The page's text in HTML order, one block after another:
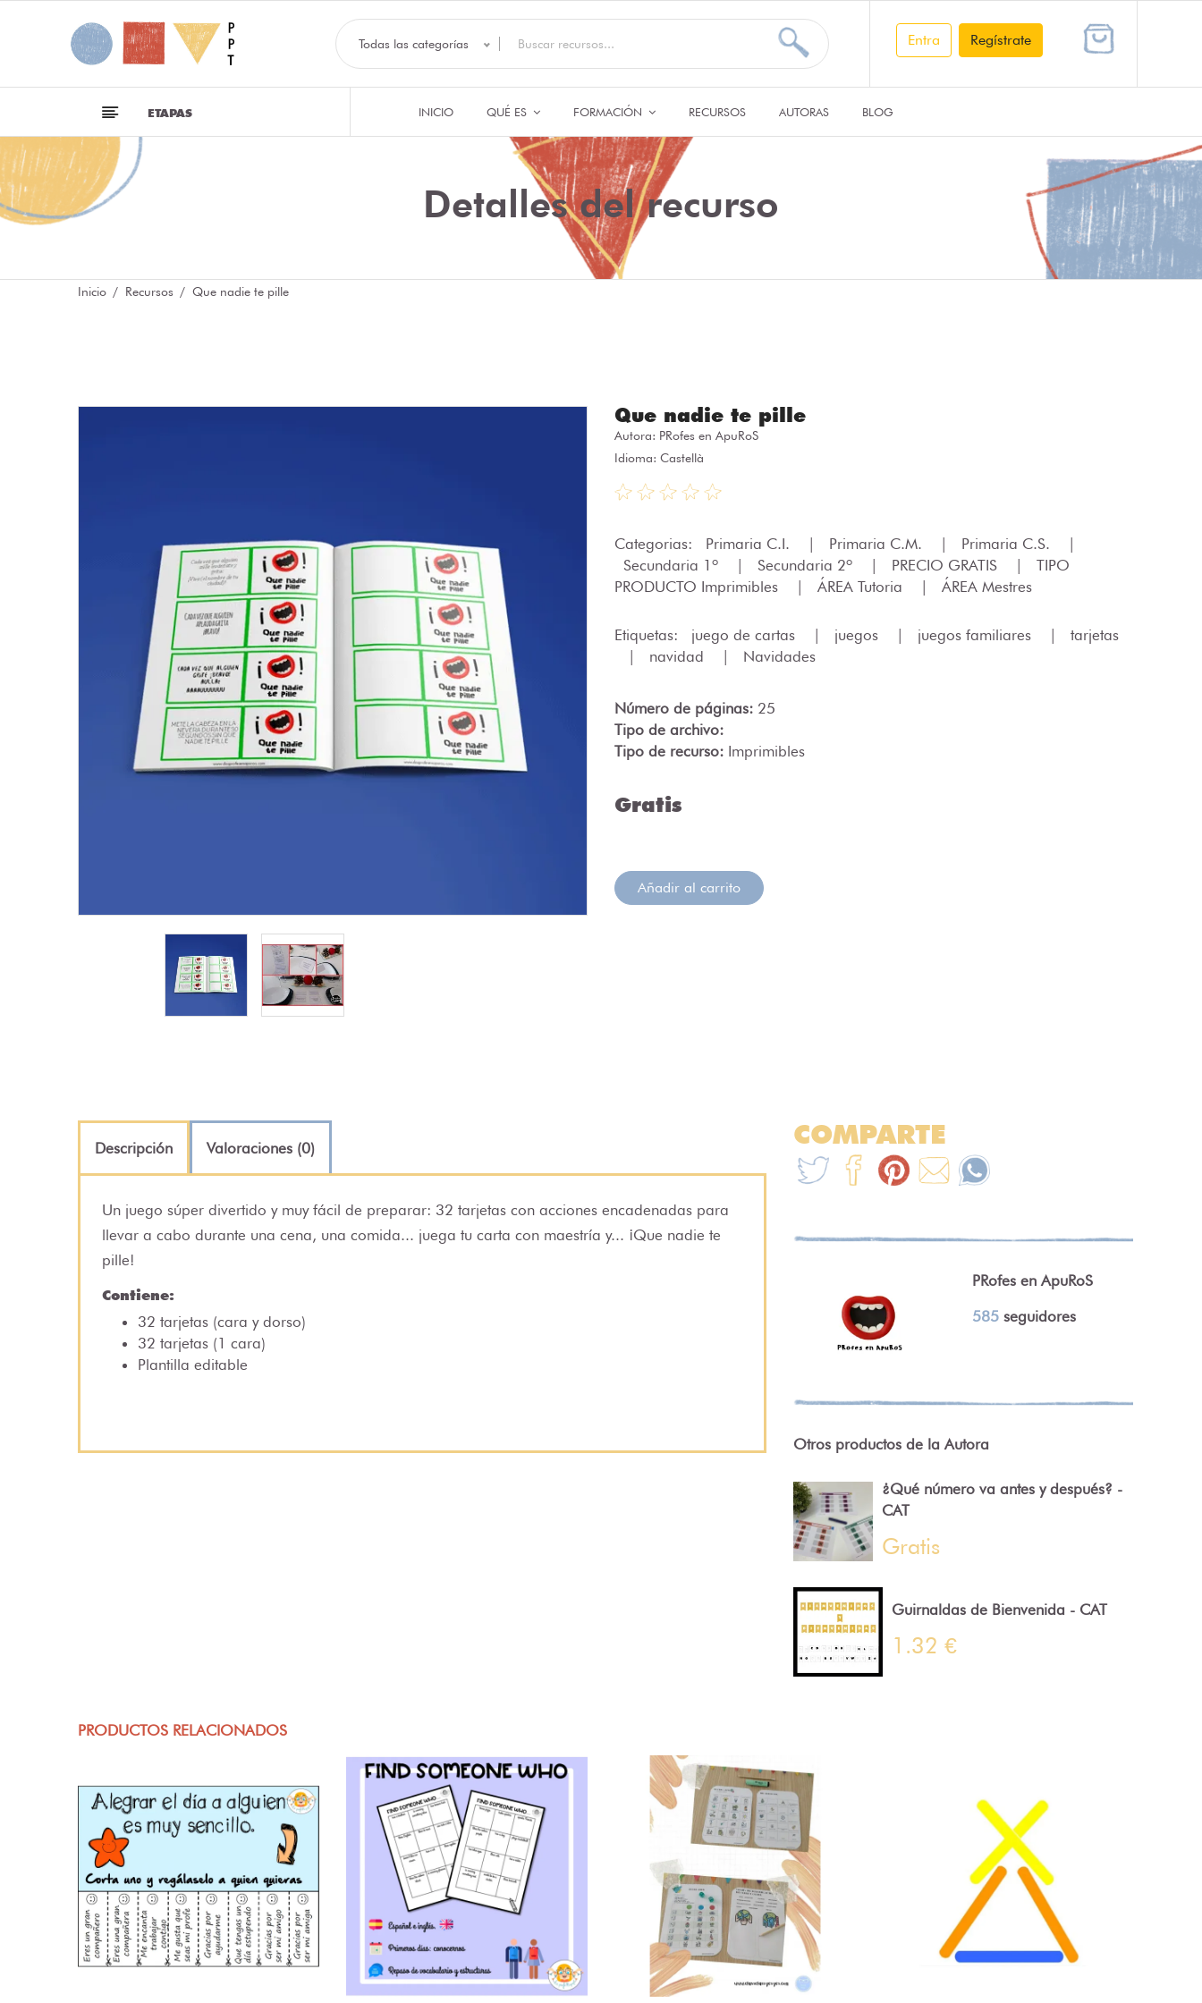
Todas las categorías Entra Regístrate
ETAPAS INICIO QUÉ ES FORMACIÓN RECURSOS AUTORAS BLOG
Detalles del recurso
Inicio Recursos Que nadie te pille
Que nadie te pille
Autora: PRofes en ApuRoS
Idioma: Castellà
Categorias: Primaria C.I. Primaria C.M. Primaria C.S.
Secundaria 1º
Secundaria 2º PRECIO GRATIS
TIPO
PRODUCTO Imprimibles
ÁREA Tutoria ÁREA Mestres
Etiquetas: juego de cartas juegos juegos familiares
tarjetas
navidad Navidades
Número de páginas: 25
Tipo de archivo:
Tipo de recurso: Imprimibles
Gratis
Añadir al carrito
Descripción Valoraciones (0)
Un juego súper divertido y muy fácil de preparar: 32 tarjetas con acciones encadenadas para
llevar a cabo durante una cena, una comida... juega tu carta con maestría y... ¡Que nadie te
pille!
Contiene:
32 tarjetas (cara y dorso)
32 tarjetas (1 cara)
Plantilla editable
COMPARTE
PRofes en ApuRoS
585 seguidores
Otros productos de la Autora
¿Qué número va antes y después? -
CAT
Gratis
Guirnaldas de Bienvenida - CAT
1.32 €
PRODUCTOS RELACIONADOS